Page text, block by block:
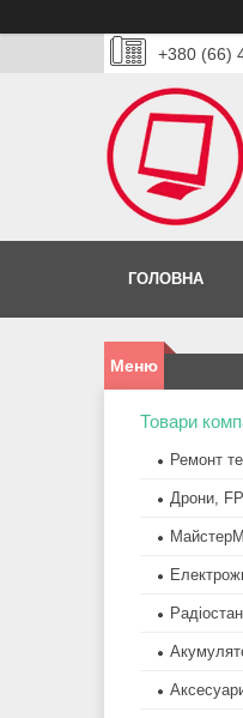
+380 (66)
ГОЛОВНА
Товари
Ремонт
Дрони,